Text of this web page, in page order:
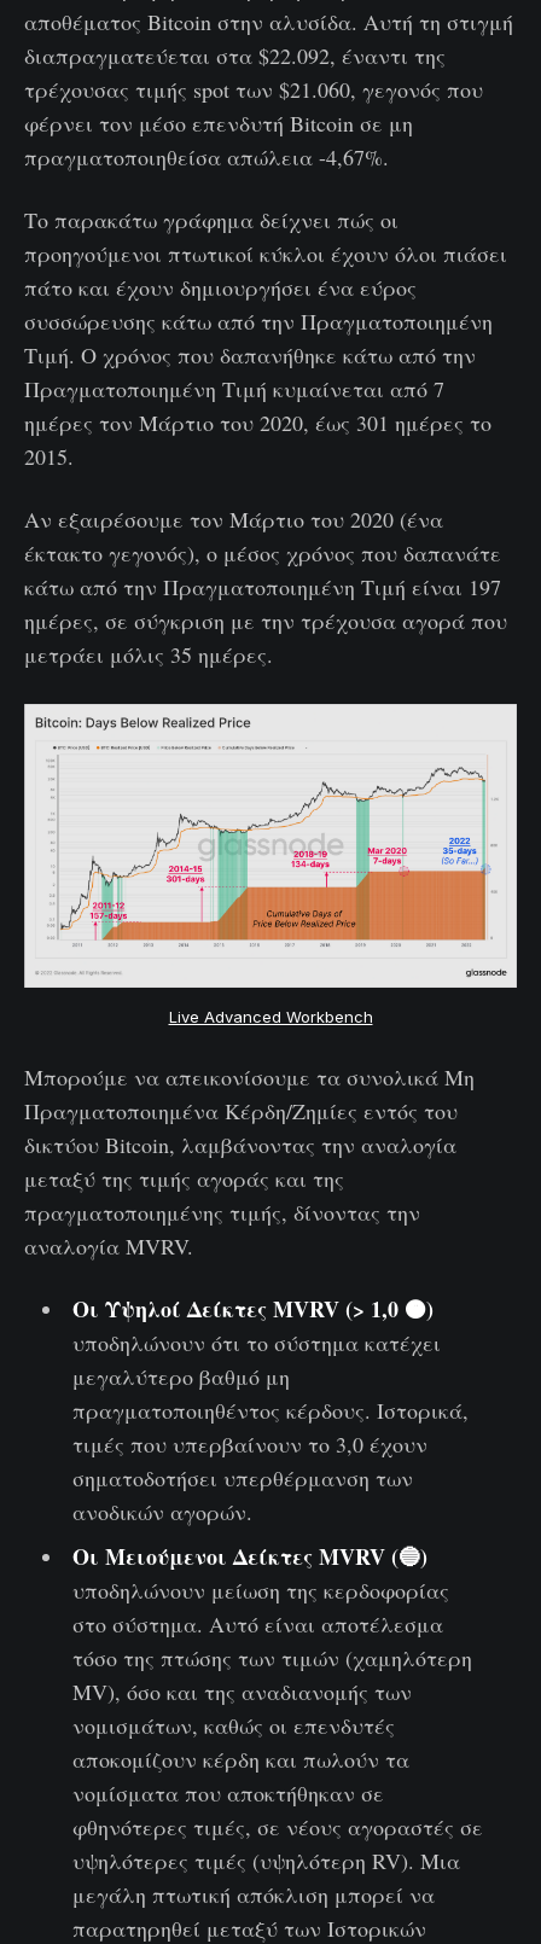
αποθέματος Bitcoin στην αλυσίδα. Αυτή τη στιγμή
διαπραγματεύεται στα $22.092, έναντι της
τρέχουσας τιμής spot των $21.060, γεγονός που
φέρνει τον μέσο επενδυτή Bitcoin σε μη
πραγματοποιηθείσα απώλεια -4,67%.
Το παρακάτω γράφημα δείχνει πώς οι
προηγούμενοι πτωτικοί κύκλοι έχουν όλοι πιάσει
πάτο και έχουν δημιουργήσει ένα εύρος
συσσώρευσης κάτω από την Πραγματοποιημένη
Τιμή. Ο χρόνος που δαπανήθηκε κάτω από την
Πραγματοποιημένη Τιμή κυμαίνεται από 7
ημέρες τον Μάρτιο του 2020, έως 301 ημέρες το
2015.
Αν εξαιρέσουμε τον Μάρτιο του 2020 (ένα
έκτακτο γεγονός), ο μέσος χρόνος που δαπανάτε
κάτω από την Πραγματοποιημένη Τιμή είναι 197
ημέρες, σε σύγκριση με την τρέχουσα αγορά που
μετράει μόλις 35 ημέρες.
Live Advanced Workbench
Μπορούμε να απεικονίσουμε τα συνολικά Μη
Πραγματοποιημένα Κέρδη/Ζημίες εντός του
δικτύου Bitcoin, λαμβάνοντας την αναλογία
μεταξύ της τιμής αγοράς και της
πραγματοποιημένης τιμής, δίνοντας την
αναλογία MVRV.
Οι Υψηλοί Δείκτες MVRV (> 1,0 🟠)
υποδηλώνουν ότι το σύστημα κατέχει
μεγαλύτερο βαθμό μη
πραγματοποιηθέντος κέρδους. Ιστορικά,
τιμές που υπερβαίνουν το 3,0 έχουν
σηματοδοτήσει υπερθέρμανση των
ανοδικών αγορών.
Οι Μειούμενοι Δείκτες MVRV (🔵)
υποδηλώνουν μείωση της κερδοφορίας
στο σύστημα. Αυτό είναι αποτέλεσμα
τόσο της πτώσης των τιμών (χαμηλότερη
MV), όσο και της αναδιανομής των
νομισμάτων, καθώς οι επενδυτές
αποκομίζουν κέρδη και πωλούν τα
νομίσματα που αποκτήθηκαν σε
φθηνότερες τιμές, σε νέους αγοραστές σε
υψηλότερες τιμές (υψηλότερη RV). Μια
μεγάλη πτωτική απόκλιση μπορεί να
παρατηρηθεί μεταξύ των Ιστορικών